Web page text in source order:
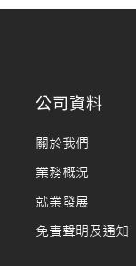
公司資料
關於我們
業務概況
就業發展
免責聲明及通知